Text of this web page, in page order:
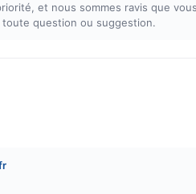
et nous sommes ravis que
question ou suggestion.